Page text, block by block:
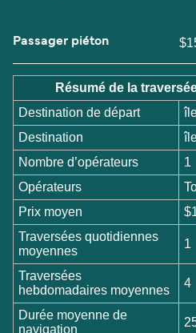
Passager piéton
Résumé de la
Destination de départ
Destination
Nombre d’opérateurs
1
Opérateurs
Prix moyen
Traversées quotidiennes
moyennes
1
Traversées
hebdomadaires moyennes
4
Durée moyenne de
navigation